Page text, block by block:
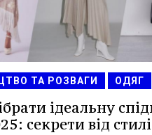
ТА РОЗВАГИ ОДЯГ
ідеальну
секрети від